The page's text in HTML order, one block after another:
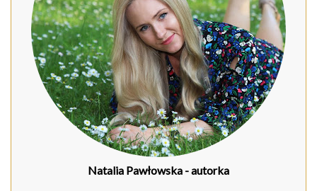
Natalia Pawłowska - autorka